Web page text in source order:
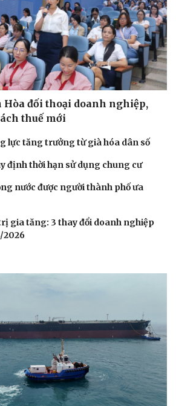
đối thoại doanh nghiệp,
thuế mới
lực tăng trưởng từ già hóa dân số
định thời hạn sử dụng chung cư
nước được người thành phố ưa
gia tăng: 3 thay đổi doanh nghiệp
2026